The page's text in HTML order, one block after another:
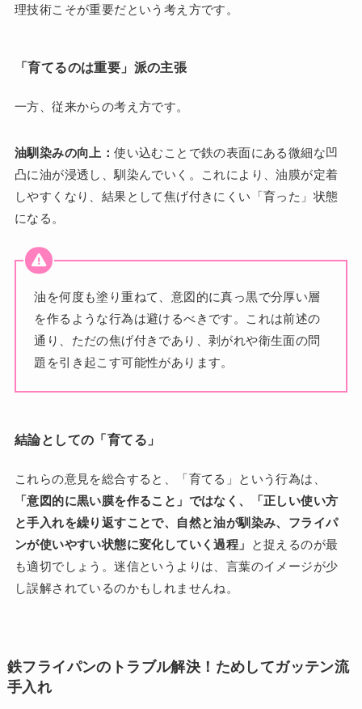
理技術こそが重要だという考え方です。
「育てるのは重要」派の主張
一方、従来からの考え方です。
油馴染みの向上：使い込むことで鉄の表面にある微細な凹
凸に油が浸透し、馴染んでいく。これにより、油膜が定着
しやすくなり、結果として焦げ付きにくい「育った」状態
になる。
油を何度も塗り重ねて、意図的に真っ黒で分厚い層
を作るような行為は避けるべきです。これは前述の
通り、ただの焦げ付きであり、剥がれや衛生面の問
題を引き起こす可能性があります。
結論としての「育てる」
これらの意見を総合すると、「育てる」という行為は、
「意図的に黒い膜を作ること」ではなく、「正しい使い方
と手入れを繰り返すことで、自然と油が馴染み、フライパ
ンが使いやすい状態に変化していく過程」
と捉えるのが最
も適切でしょう。迷信というよりは、言葉のイメージが少
し誤解されているのかもしれませんね。
鉄フライパンのトラブル解決！ためしてガッテン流
手入れ